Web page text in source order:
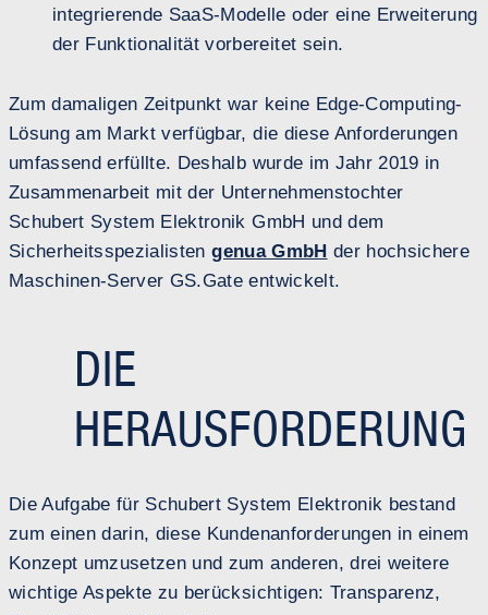
integrierende SaaS-Modelle oder eine Erweiterung
der Funktionalität vorbereitet sein.
Zum damaligen Zeitpunkt war keine Edge-Computing-
Lösung am Markt verfügbar, die diese Anforderungen
umfassend erfüllte. Deshalb wurde im Jahr 2019 in
Zusammenarbeit mit der Unternehmenstochter
Schubert System Elektronik GmbH und dem
Sicherheitsspezialistengenua GmbH der hochsichere
Maschinen-Server GS.Gate entwickelt.
DIE
HERAUSFORDERUNG
Die Aufgabe für Schubert System Elektronik bestand
zum einen darin, diese Kundenanforderungen in einem
Konzept umzusetzen und zum anderen, drei weitere
wichtige Aspekte zu berücksichtigen: Transparenz,